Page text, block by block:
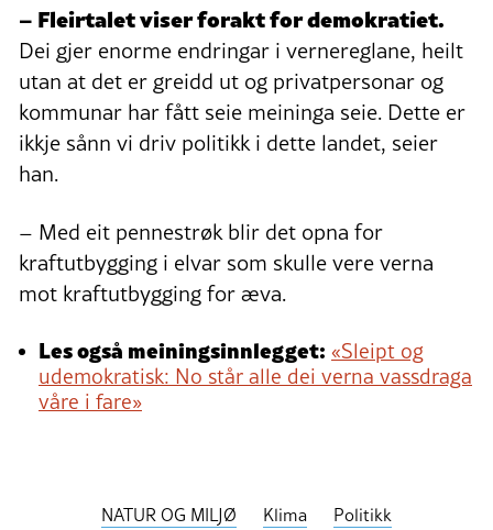
– Fleirtalet viser forakt for demokratiet.
Dei gjer enorme endringar i vernereglane, heilt
utan at det er greidd ut og privatpersonar og
kommunar har fått seie meininga seie. Dette er
ikkje sånn vi driv politikk i dette landet, seier
han.
– Med eit pennestrøk blir det opna for
kraftutbygging i elvar som skulle vere verna
mot kraftutbygging for æva.
Les også meiningsinnlegget: «Sleipt og
udemokratisk: No står alle dei verna vassdraga
våre i fare»
NATUR OG MILJØ Klima Politikk